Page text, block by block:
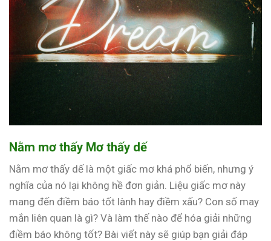
Nằm mơ thấy Mơ thấy dế
Nằm mơ thấy dế là một giấc mơ khá phổ biến, nhưng ý
nghĩa của nó lại không hề đơn giản. Liệu giấc mơ này
mang đến điềm báo tốt lành hay điềm xấu? Con số may
mắn liên quan là gì? Và làm thế nào để hóa giải những
điềm báo không tốt? Bài viết này sẽ giúp bạn giải đáp